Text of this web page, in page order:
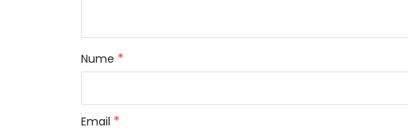
Nume *
Email *